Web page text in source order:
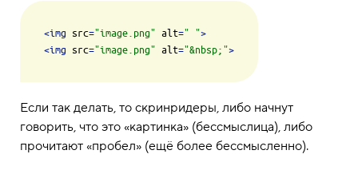
<img src="image.png" alt=" ">
<img src="image.png" alt="&nbsp; ">
Если так делать, то скринридеры, либо начнут
говорить, что это «картинка» (бессмыслица), либо
прочитают «пробел» (ещё более бессмысленно).